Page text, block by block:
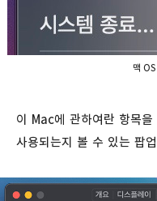
맥
이 Mac에 관하여란 항목
사용되는지 볼 수 있는 팝